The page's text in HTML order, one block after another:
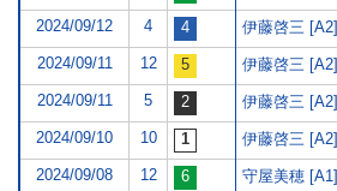
2024/09/12 4 伊藤啓三 [A2]
2024/09/11 12 伊藤啓三 [A2]
2024/09/11 5 伊藤啓三 [A2]
2024/09/10 10 伊藤啓三 [A2]
2024/09/08 12 守屋美穂 [A1]